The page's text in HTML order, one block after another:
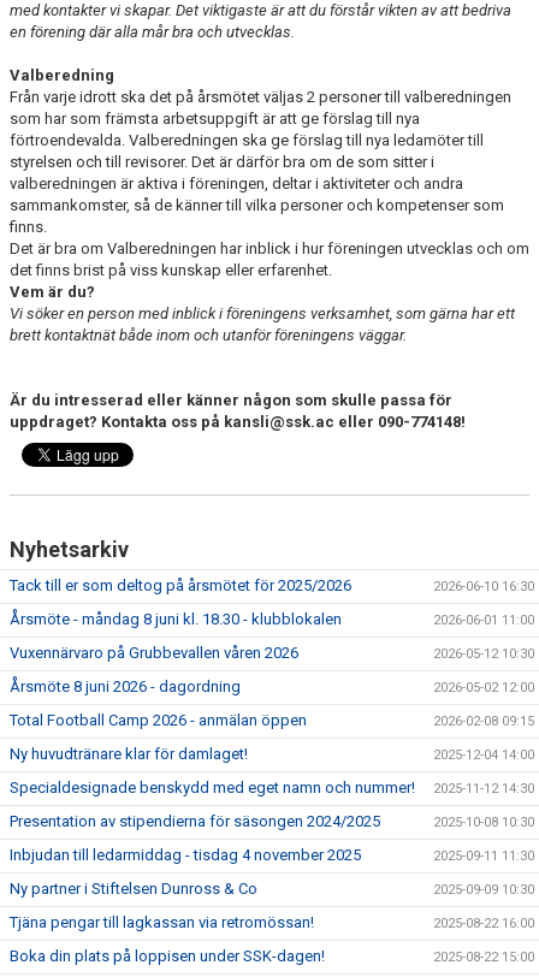
med kontakter vi skapar. Det viktigaste är att du förstår vikten av att bedriva
en förening där alla mår bra och utvecklas.
Valberedning
Från varje idrott ska det på årsmötet väljas 2 personer till valberedningen
som har som främsta arbetsuppgift är att ge förslag till nya
förtroendevalda. Valberedningen ska ge förslag till nya ledamöter till
styrelsen och till revisorer. Det är därför bra om de som sitter i
valberedningen är aktiva i föreningen, deltar i aktiviteter och andra
sammankomster, så de känner till vilka personer och kompetenser som
finns.
Det är bra om Valberedningen har inblick i hur föreningen utvecklas och om
det finns brist på viss kunskap eller erfarenhet.
Vem är du?
Vi söker en person med inblick i föreningens verksamhet, som gärna har ett
brett kontaktnät både inom och utanför föreningens väggar.
Är du intresserad eller känner någon som skulle passa för
uppdraget? Kontakta oss på kansli@ssk.ac eller 090-774148!
Nyhetsarkiv
Tack till er som deltog på årsmötet för 2025/2026 2026-06-10 16:30
Årsmöte - måndag 8 juni kl. 18.30 - klubblokalen 2026-06-01 11:00
Vuxennärvaro på Grubbevallen våren 2026 2026-05-12 10:30
Årsmöte 8 juni 2026 - dagordning 2026-05-02 12:00
Total Football Camp 2026 - anmälan öppen 2026-02-08 09:15
Ny huvudtränare klar för damlaget! 2025-12-04 14:00
Specialdesignade benskydd med eget namn och nummer! 2025-11-12 14:30
Presentation av stipendierna för säsongen 2024/2025 2025-10-08 10:30
Inbjudan till ledarmiddag - tisdag 4 november 2025 2025-09-11 11:30
Ny partner i Stiftelsen Dunross & Co 2025-09-09 10:30
Tjäna pengar till lagkassan via retromössan! 2025-08-22 16:00
Boka din plats på loppisen under SSK-dagen! 2025-08-22 15:00